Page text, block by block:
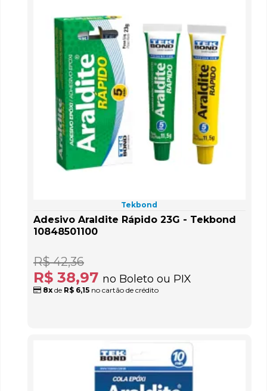
Tekbond
Adesivo Araldite Rápido 23G - Tekbond
10848501100
R$ 38,97 no Boleto ou PIX
R$ 42,36
8x de R$ 6,15 no cartão de crédito